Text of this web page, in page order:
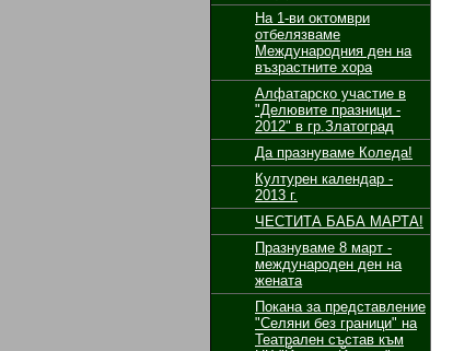
На 1-ви октомври
отбелязваме
Международния ден на
възрастните хора
Алфатарско участие в
"Делювите празници -
2012" в гр.Златоград
Да празнуваме Коледа!
Културен календар -
2013 г.
ЧЕСТИТА БАБА МАРТА!
Празнуваме 8 март -
международен ден на
жената
Покана за представление
"Селяни без граници" на
Театрален състав към